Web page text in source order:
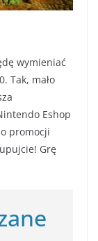
wymieniać
Tak, mało
Eshop
promocji
Grę